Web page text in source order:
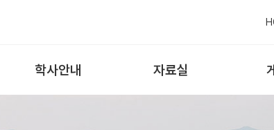
학사안내 자료실